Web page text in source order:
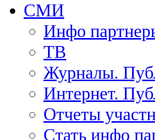
СМИ
Инфо
ТВ
Журналы.
Интернет.
Отчеты
Стать инфо